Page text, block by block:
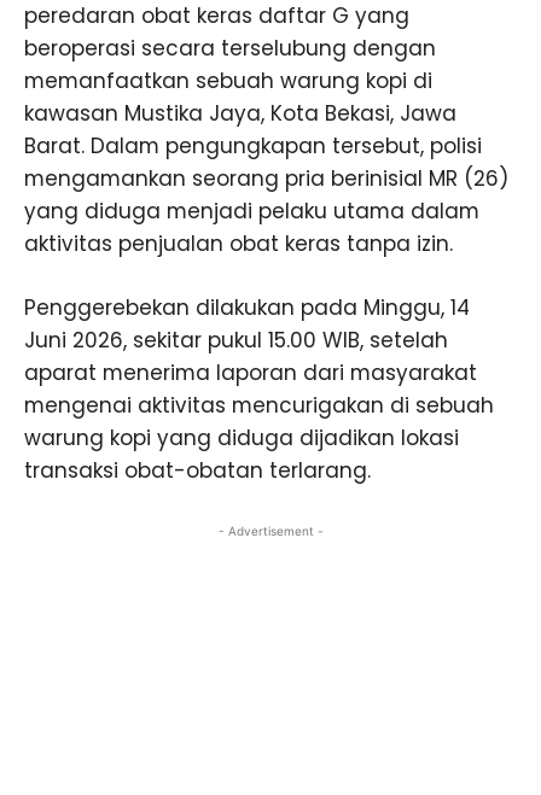
peredaran obat keras daftar G yang
beroperasi secara terselubung dengan
memanfaatkan sebuah warung kopi di
kawasan Mustika Jaya, Kota Bekasi, Jawa
Barat. Dalam pengungkapan tersebut, polisi
mengamankan seorang pria berinisial MR (26)
yang diduga menjadi pelaku utama dalam
aktivitas penjualan obat keras tanpa izin.
Penggerebekan dilakukan pada Minggu, 14
Juni 2026, sekitar pukul 15.00 WIB, setelah
aparat menerima laporan dari masyarakat
mengenai aktivitas mencurigakan di sebuah
warung kopi yang diduga dijadikan lokasi
transaksi obat-obatan terlarang.
- Advertisement -